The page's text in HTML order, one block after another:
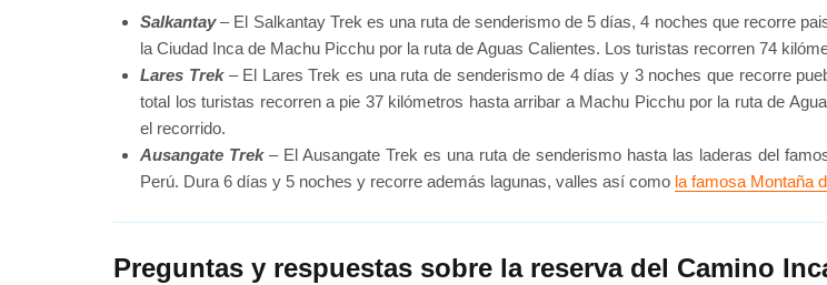
Salkantay– El Salkantay Trek es una ruta de senderismo de 5 días, 4 noches que recorre
la Ciudad Inca de Machu Picchu por la ruta de Aguas Calientes. Los turistas recorren 74
Lares Trek– El Lares Trek es una ruta de senderismo de 4 días y 3 noches que recorre
total los turistas recorren a pie 37 kilómetros hasta arribar a Machu Picchu por la ruta de
el recorrido.
Ausangate Trek– El Ausangate Trek es una ruta de senderismo hasta las laderas del
Perú. Dura 6 días y 5 noches y recorre además lagunas, valles así como la famosa Montaña
Preguntas y respuestas sobre la reserva del Camino